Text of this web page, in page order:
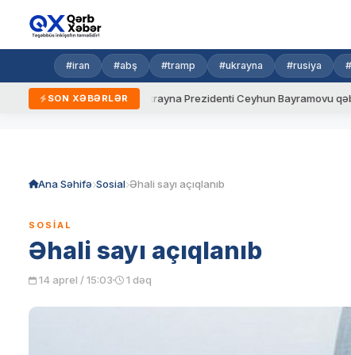
#iran #abş #tramp #ukrayna #rusiya
SON XƏBƏRLƏR
qaydalar Ukrayna Prezidenti Ceyhun Bayramovu qəbul edib
Ana Səhifə Sosial Əhali sayı açıqlanıb
SOSIAL
Əhali sayı açıqlanıb
14 aprel / 15:03 1 dəq